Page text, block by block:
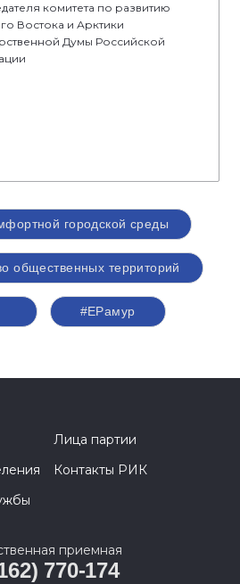
комитета по развитию
Востока и Арктики
Думы Российской
городской среды
общественных территорий
#ЕРамур
Лица партии
Контакты РИК
приемная
770-174